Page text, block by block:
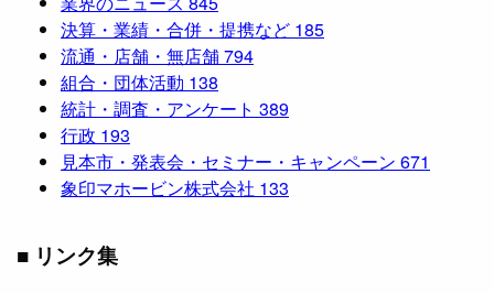
決算・業績・合併・提携など 185
流通・店舗・無店舗794
組合・団体活動 138
統計・調査・アンケート 389
行政 193
見本市・発表会・セミナー・キャンペーン 671
象印マホービン株式会社 133
■ リンク集